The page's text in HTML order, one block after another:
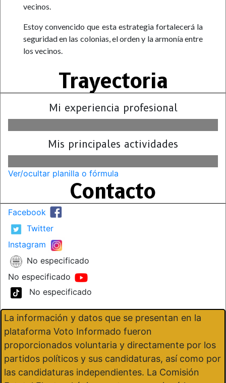
vecinos.
Estoy convencido que esta estrategia fortalecerá la
seguridad en las colonias, el orden y la armonía entre
los vecinos.
Trayectoria
Mi experiencia profesional
Mis principales actividades
Ver/ocultar planilla o fórmula
Contacto
Facebook
Twitter
Instagram
No especificado
No especificado
No especificado
La información y datos que se presentan en la
plataforma Voto Informado fueron
proporcionados voluntaria y directamente por los
partidos políticos y sus candidaturas, así como por
las candidaturas independientes. La Comisión